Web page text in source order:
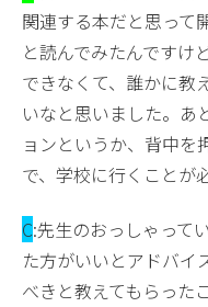
関連する本だと思って
と読んでみたんですけ
できなくて、誰かに教
いなと思いました。あ
ョンというか、背中を
で、学校に行くことが
C:先生のおっしゃって
た方がいいとアドバイ
べきと教えてもらった